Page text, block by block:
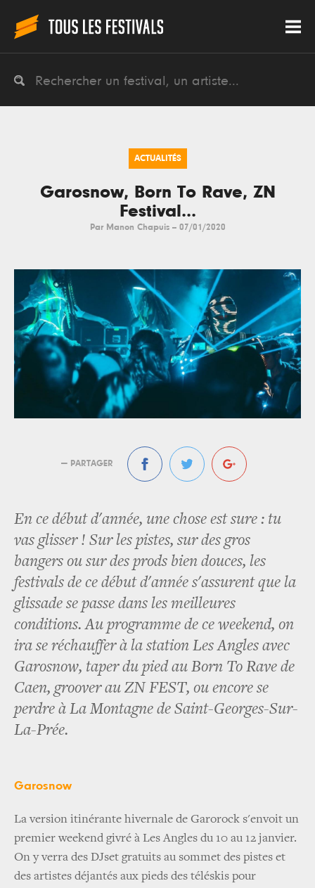
ACTUALITÉS
Garosnow, Born To Rave, ZN
Festival...
Par Manon Chapuis -- 07/01/2020
— PARTAGER
En ce début d'année, une chose est sure : tu
vas glisser ! Sur les pistes, sur des gros
bangers ou sur des prods bien douces, les
festivals de ce début d'année s'assurent que la
glissade se passe dans les meilleures
conditions. Au programme de ce weekend, on
ira se réchauffer à la station Les Angles avec
Garosnow, taper du pied au Born To Rave de
Caen, groover au ZN FEST, ou encore se
perdre à La Montagne de Saint-Georges-Sur-
La-Prée.
Garosnow
La version itinérante hivernale de Garorock s'envoit un
premier weekend givré à Les Angles du 10 au 12 janvier.
On y verra des DJset gratuits au sommet des pistes et
des artistes déjantés aux pieds des téléskis pour